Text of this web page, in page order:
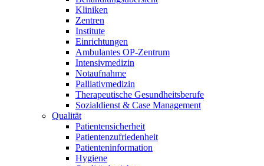
Kliniken
Zentren
Institute
Einrichtungen
Ambulantes OP-Zentrum
Intensivmedizin
Notaufnahme
Palliativmedizin
Therapeutische Gesundheitsberufe
Sozialdienst & Case Management
Qualität
Patientensicherheit
Patientenzufriedenheit
Patienteninformation
Hygiene